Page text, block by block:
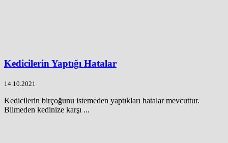
Kedicilerin Yaptığı Hatalar
14.10.2021
Kedicilerin birçoğunu istemeden yaptıkları hatalar mevcuttur.
Bilmeden kedinize karşı ...